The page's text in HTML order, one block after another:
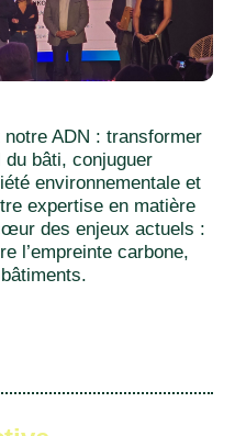
ADN : transformer
du bâti, conjuguer
environnementale et
expertise en matière
des enjeux actuels :
l’empreinte carbone,